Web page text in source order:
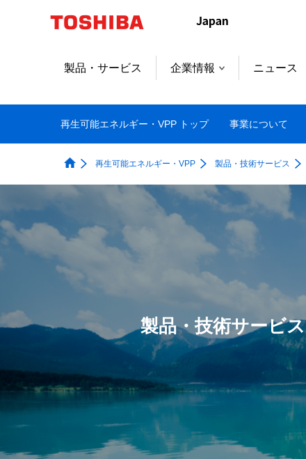
ャ
プ
製品・サービス 企業情報 ニュース
再生可能エネルギー・VPP トップ 事業について
再生可能エネルギー・VPP 製品・技術サービス
製品・技術サービス